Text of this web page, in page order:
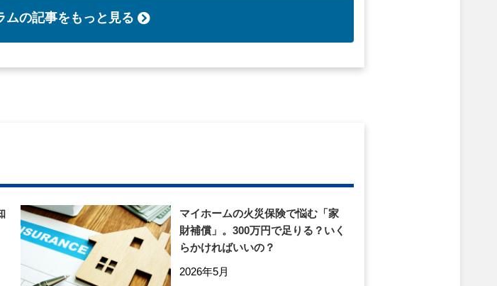
ムの記事をもっと見る
マイホームの火災保険で悩む「家
財補償」。300万円で足りる？いく
らかければいいの？
2026年5月